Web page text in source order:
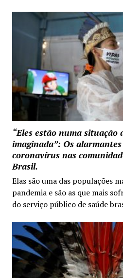
“Eles estão numa situação
imaginada”: Os
coronavírus nas
Brasil.
Elas são uma das populações
pandemia e são as que mais
do serviço público de saúde